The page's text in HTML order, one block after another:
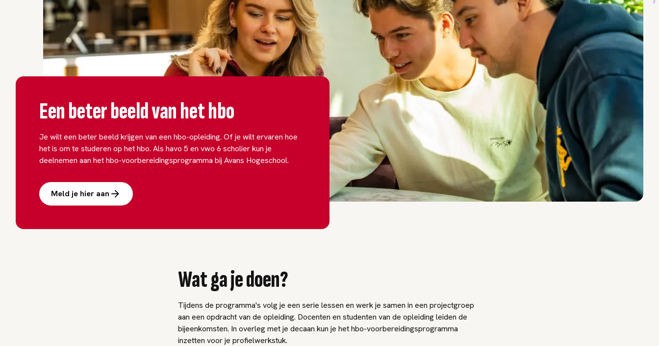
Een beter beeld van het hbo
Je wilt een beter beeld krijgen van een hbo-opleiding. Of je wilt ervaren hoe
het is om te studeren op het hbo. Als havo 5 en vwo 6 scholier kun je
deelnemen aan het hbo-voorbereidingsprogramma bij Avans Hogeschool.
Meld je hier aan
Wat ga je doen?
Tijdens de programma's volg je een serie lessen en werk je samen in een projectgroep
aan een opdracht van de opleiding. Docenten en studenten van de opleiding leiden de
bijeenkomsten. In overleg met je decaan kun je het hbo-voorbereidingsprogramma
inzetten voor je profielwerkstuk.